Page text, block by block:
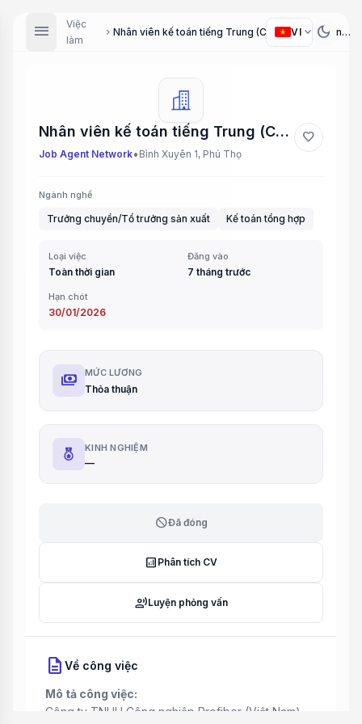
menu
Việc
làm
chevron_right Nhân viên kế toán tiếng Trung (Chinese-speaking Accountant), Tổ trưởng sản xuất (Production Supervisor)
VI expand_more dark_mode
Nhân viên kế toán tiếng Trung (Chinese-speaking Accountant), Tổ trưởng sản xuất (Production Supervisor)
Job Agent Network• Bình Xuyên 1, Phú Thọ
favorite
Ngành nghề
Trưởng chuyền/Tổ trưởng sản xuất Kế toán tổng hợp
Loại việc
Toàn thời gian
Đăng vào
7 tháng trước
Hạn chót
30/01/2026
payments MỨC LƯƠNG
Thỏa thuận
KINH NGHIỆM
—
blockĐã đóng
analytics Phân tích CV
record_voice_overLuyện phỏng vấn
description Về công việc
Mô tả công việc:
Công ty TNHH Công nghiệp Profiber (Việt Nam)